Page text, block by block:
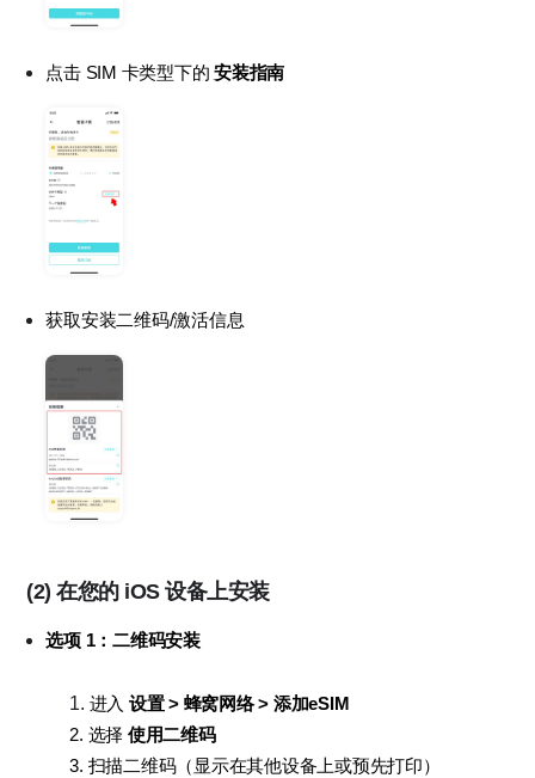
点击 SIM 卡类型下的 安装指南
获取安装二维码/激活信息
(2) 在您的 iOS 设备上安装
选项 1：二维码安装
进入 设置 > 蜂窝网络 > 添加eSIM
2. 选择 使用二维码
3. 扫描二维码（显示在其他设备上或预先打印）